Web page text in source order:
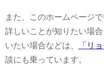
また、このホームページ
詳しいことが知りたい場
いたい場合などは、
「リ
談にも乗っています。